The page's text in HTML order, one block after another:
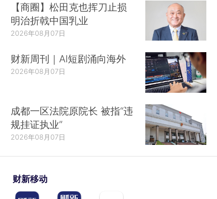
【商圈】松田克也挥刀止损
明治折戟中国乳业
2026年08月07日
财新周刊｜AI短剧涌向海外
2026年08月07日
成都一区法院原院长 被指“违
规挂证执业”
2026年08月07日
财新移动